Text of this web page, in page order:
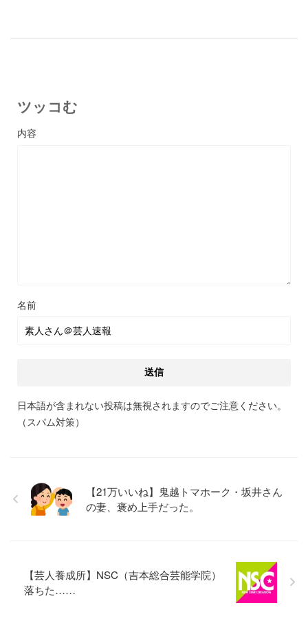
ツッコむ
名前
日本語が含まれない投稿は無視されますのでご注意ください。
（スパム対策）
【21万いいね】鬼越トマホーク・坂井さん
の妻、褒め上手だった。
【芸人養成所】NSC（吉本総合芸能学院）
落ちた……